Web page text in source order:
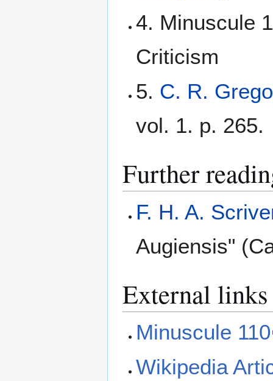
4. Minuscule
Criticism
5. C. R.
vol. 1. p. 265.
Further
F. H. A.
Augiensis"
External links
Minuscule 110
Wikipedia